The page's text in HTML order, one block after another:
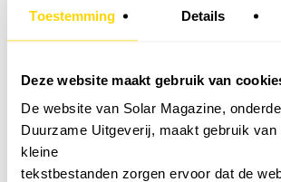
Toestemming Details
Deze website maakt gebruik van
De website van Solar Magazine,
Duurzame Uitgeverij, maakt gebruik
kleine
tekstbestanden zorgen ervoor dat de
Nieuwsbrief
Vacatures
Installateurzoeker
Cookievoorkeuren wijzigen
English